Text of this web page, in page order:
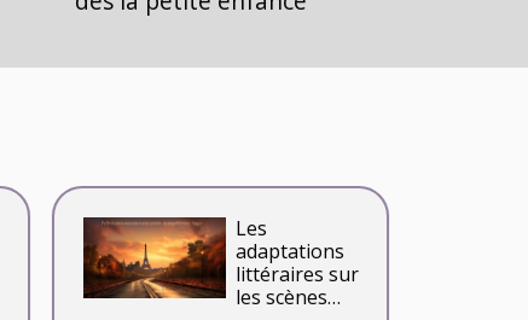
Les
adaptations
littéraires sur
les scènes